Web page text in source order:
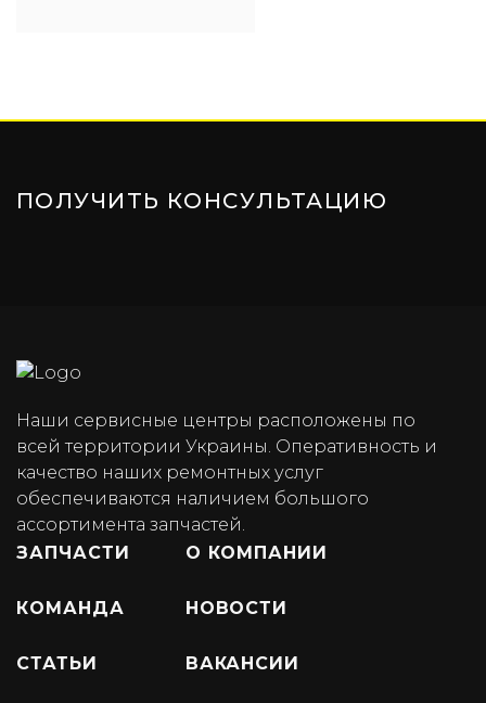
ПОЛУЧИТЬ КОНСУЛЬТАЦИЮ
Наши сервисные центры расположены по
всей территории Украины. Оперативность и
качество наших ремонтных услуг
обеспечиваются наличием большого
ассортимента запчастей.
ЗАПЧАСТИ
О КОМПАНИИ
КОМАНДА НОВОСТИ
СТАТЬИ ВАКАНСИИ